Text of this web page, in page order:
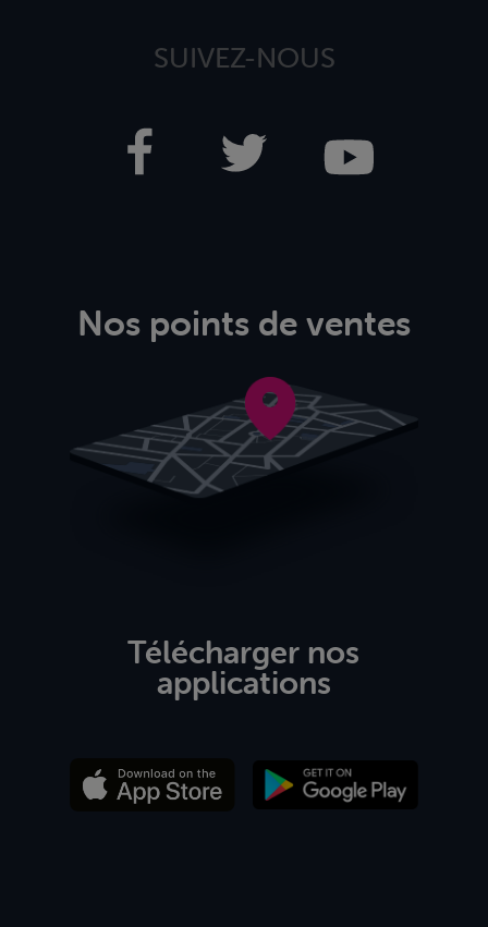
SUIVEZ-NOUS
Nos points de ventes
Télécharger nos
applications